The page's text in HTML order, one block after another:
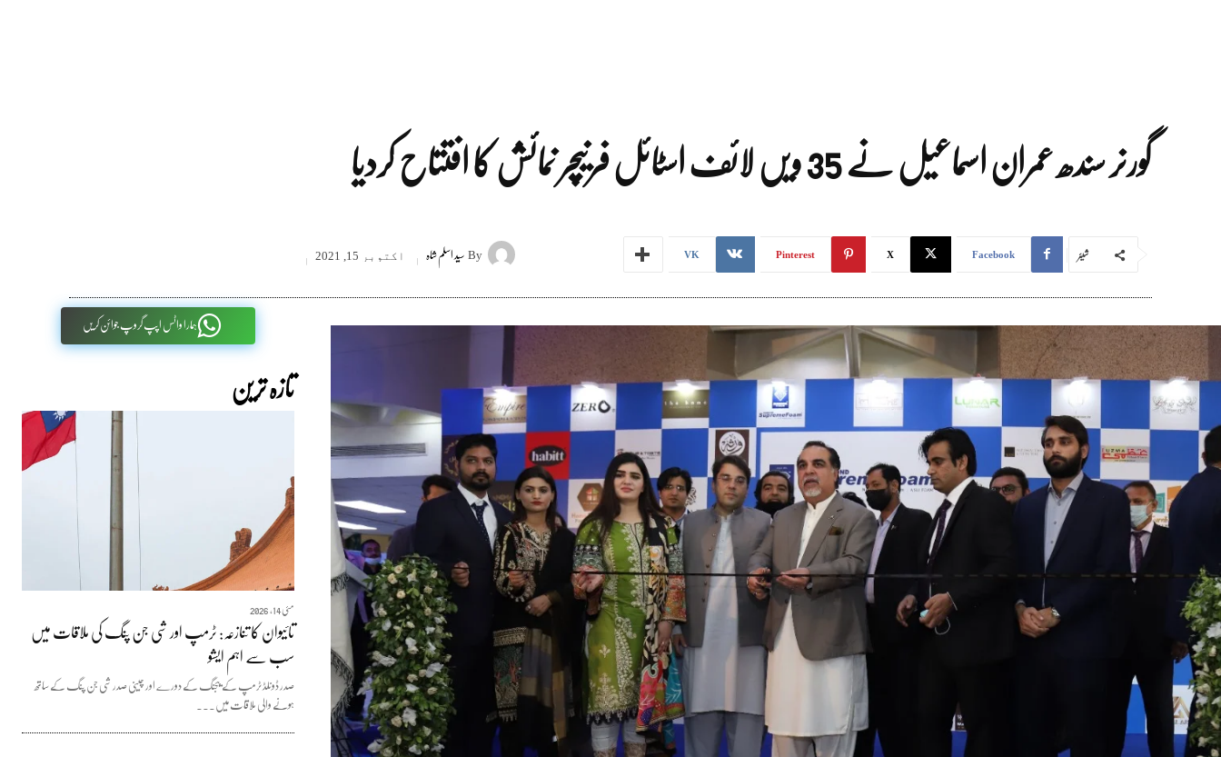
گورنر سندھ عمران اسماعیل نے 35 ویں لائف اسٹائل فرنیچر نمائش کا افتتاح کردیا
Byسید اسلم شاہ اکتوبر 15, 2021 شیئر Facebook
X
Pinterest
VK
ہمارا واٹس اپپ گروپ جوائن کریں
تازہ ترین
مئی 14, 2026
تائیوان کا تنازعہ: ٹرمپ اور شی جن پنگ کی ملاقات میں
سب سے اہم ایشو
صدر ڈونلڈ ٹرمپ کے بیجنگ کے دورے اور چینی صدر شی جن پنگ کے ساتھ
ہونے والی ملاقات میں...